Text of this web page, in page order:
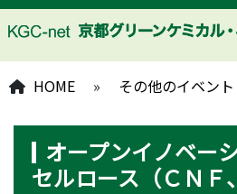
HOME » その他のイベント
オープンイノベー
セルロース（ＣＮＦ